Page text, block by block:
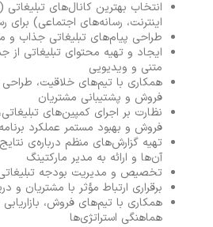
انتخاب بهترین کانال‌های تبلیغاتی
اینترنت، رسانه‌های اجتماعی)
طراحی پیام‌های تبلیغاتی جذاب و
ایجاد و تهیه محتوای تبلیغاتی از
متنی و ویدیویی
همکاری با تیم‌های خلاقیت، طراحی
فروش و پشتیبانی مشتریان
نظارت بر اجرای کمپین‌های
فروش و بهبود مستمر عملکرد
تهیه گزارش‌های منظم درباره‌ی
آن‌ها و ارائه به مدیر مارکتینگ
تخصیص و مدیریت بودجه
برقراری ارتباط مؤثر با مشتریان و
همکاری با تیم‌های فروش،
هماهنگی استراتژی‌ها